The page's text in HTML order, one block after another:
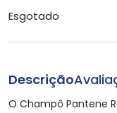
Esgotado
Descrição
O Champô Pantene